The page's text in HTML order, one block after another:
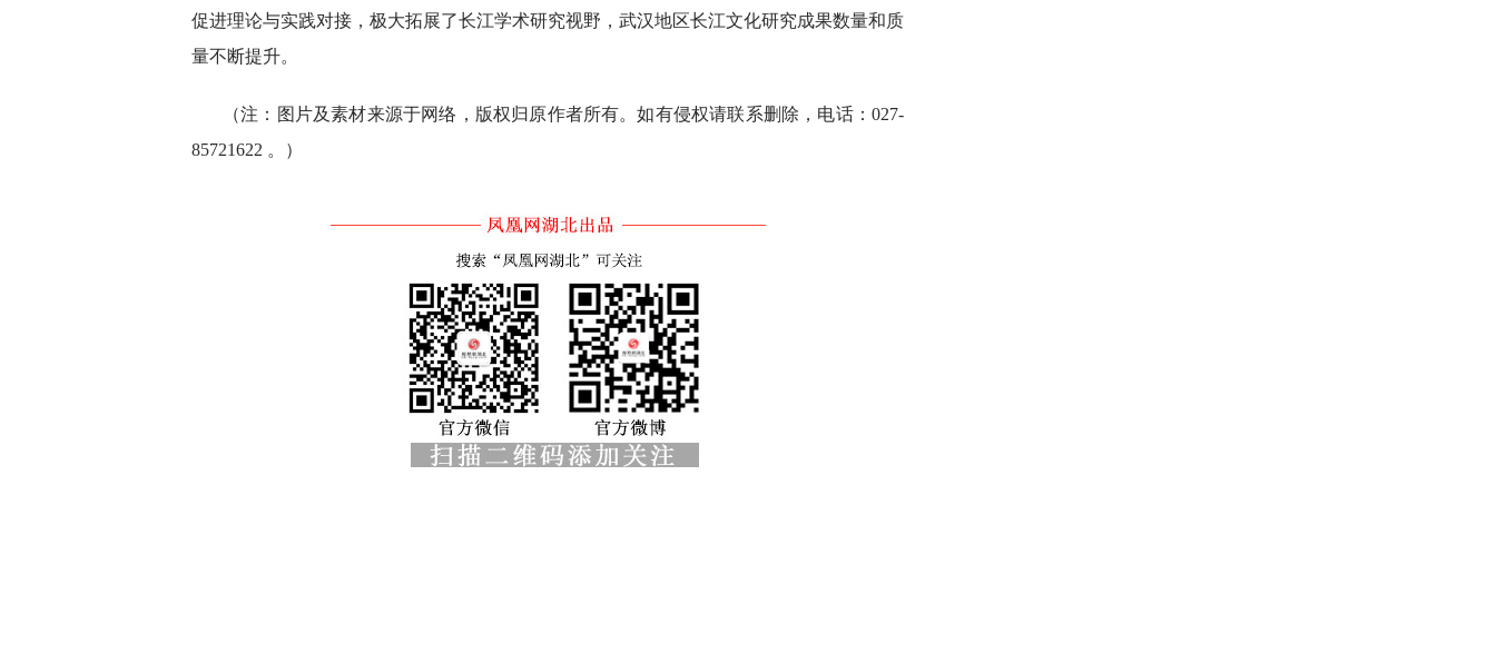
促进理论与实践对接，极大拓展了长江学术研究视野，武汉地区长江文化研究成果数量和质
量不断提升。
（注：图片及素材来源于网络，版权归原作者所有。如有侵权请联系删除，电话：027-
85721622 。）